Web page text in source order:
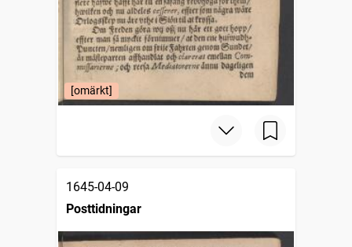
[omärkt]
1645-04-09
Posttidningar